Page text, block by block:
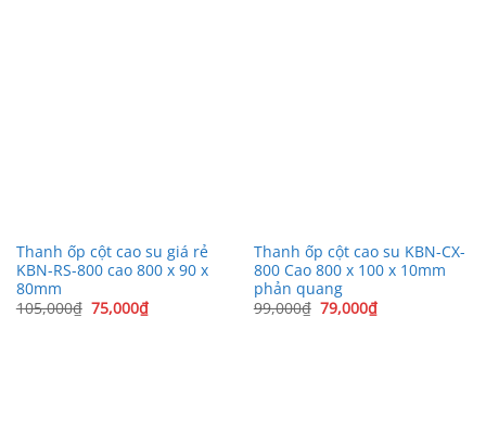
Thanh ốp cột cao su giá rẻ
KBN-RS-800 cao 800 x 90 x
80mm
105,000₫ Giá
gốc
75,000₫Giá
hiện
Thanh ốp cột cao su KBN-CX-
800 Cao 800 x 100 x 10mm
phản quang
99,000₫ Giá
gốc
79,000₫Giá
hiện